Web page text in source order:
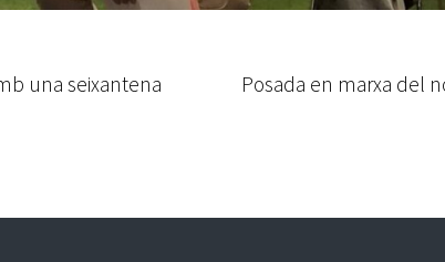
una seixantena
Posada en marxa del